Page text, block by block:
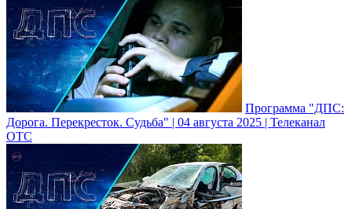
Программа "ДПС:
Дорога. Перекресток. Судьба" | 04 августа 2025 | Телеканал
ОТС